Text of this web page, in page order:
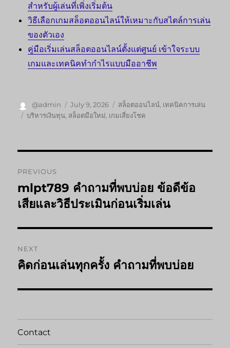
สำหรับผู้เล่นที่เพิ่งเริ่มต้น
วิธีเลือกเกมสล็อตออนไลน์ให้เหมาะกับสไตล์การเล่น
ของตัวเอง
คู่มือเริ่มเล่นสล็อตออนไลน์ตั้งแต่ศูนย์ เข้าใจระบบ
เกมและเทคนิคทำกำไรแบบมืออาชีพ
Author
@admin
Posted
on
July 9, 2026 Categories
สล็อตออนไลน์ เทคนิคการเล่น
Tags
บริหารเงินทุน สล็อตมือใหม่ เกมเสี่ยงโชค
navigation
PREVIOUS
Previous
post:
mlpt789 คำถามที่พบบ่อย ข้อดีข้อ
เสียและวิธีประเมินก่อนเริ่มเล่น
NEXT
Next
คิดก่อนเล่นทุกครั้ง คำถามที่พบบ่อย
Contact